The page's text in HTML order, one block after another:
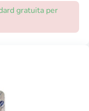
gratuita per